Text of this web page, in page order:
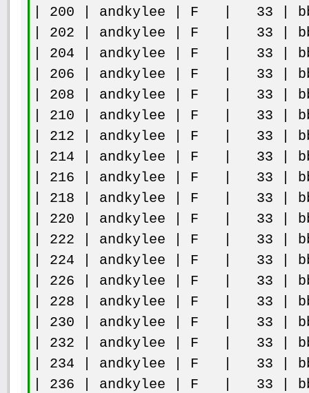
| 200 | andkylee | F | 33 |
| 202 | andkylee | F | 33 |
| 204 | andkylee | F | 33 |
| 206 | andkylee | F | 33 |
| 208 | andkylee | F | 33 |
| 210 | andkylee | F | 33 |
| 212 | andkylee | F | 33 |
| 214 | andkylee | F | 33 |
| 216 | andkylee | F | 33 |
| 218 | andkylee | F | 33 |
| 220 | andkylee | F | 33 |
| 222 | andkylee | F | 33 |
| 224 | andkylee | F | 33 |
| 226 | andkylee | F | 33 |
| 228 | andkylee | F | 33 |
| 230 | andkylee | F | 33 |
| 232 | andkylee | F | 33 |
| 234 | andkylee | F | 33 |
| 236 | andkylee | F | 33 |